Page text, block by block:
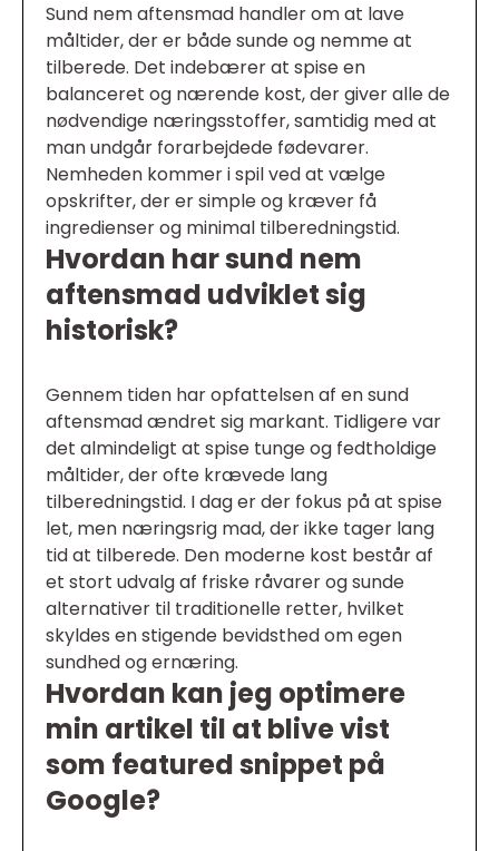
Sund nem aftensmad handler om at lave
måltider, der er både sunde og nemme at
tilberede. Det indebærer at spise en
balanceret og nærende kost, der giver alle de
nødvendige næringsstoffer, samtidig med at
man undgår forarbejdede fødevarer.
Nemheden kommer i spil ved at vælge
opskrifter, der er simple og kræver få
ingredienser og minimal tilberedningstid.
Hvordan har sund nem
aftensmad udviklet sig
historisk?
Gennem tiden har opfattelsen af en sund
aftensmad ændret sig markant. Tidligere var
det almindeligt at spise tunge og fedtholdige
måltider, der ofte krævede lang
tilberedningstid. I dag er der fokus på at spise
let, men næringsrig mad, der ikke tager lang
tid at tilberede. Den moderne kost består af
et stort udvalg af friske råvarer og sunde
alternativer til traditionelle retter, hvilket
skyldes en stigende bevidsthed om egen
sundhed og ernæring.
Hvordan kan jeg optimere
min artikel til at blive vist
som featured snippet på
Google?